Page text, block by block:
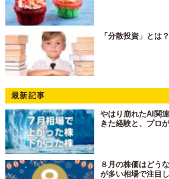
「分散投資」とは？
最新記事
やはり崩れたAI関
きた経験と、プロ
８月の株価はどう
が多い相場で注目